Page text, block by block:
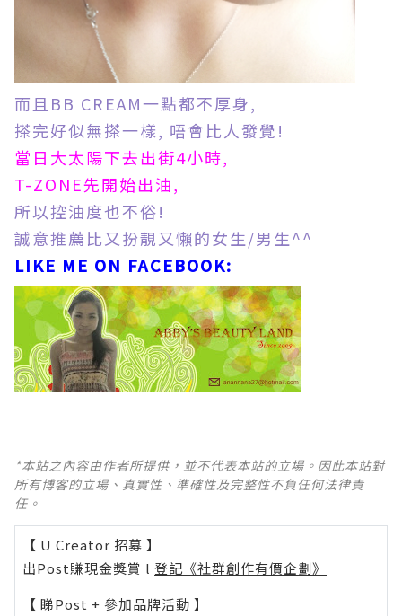
而且BB CREAM一點都不厚身,
搽完好似無搽一樣, 唔會比人發覺!
當日大太陽下去出街4小時,
T-ZONE先開始出油,
所以控油度也不俗!
誠意推薦比又扮靚又懶的女生/男生^^
LIKE ME ON FACEBOOK:
*本站之內容由作者所提供，並不代表本站的立場。因此本站對
所有博客的立場、真實性、準確性及完整性不負任何法律責
任。
【 U Creator 招募 】
出Post賺現金獎賞 l 登記《社群創作有價企劃》
【 睇Post + 參加品牌活動 】